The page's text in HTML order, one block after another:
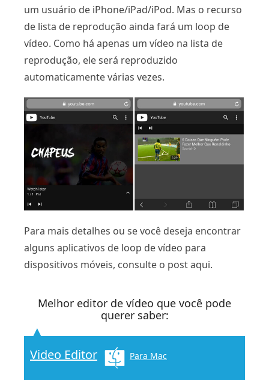
um usuário de iPhone/iPad/iPod. Mas o recurso
de lista de reprodução ainda fará um loop de
vídeo. Como há apenas um vídeo na lista de
reprodução, ele será reproduzido
automaticamente várias vezes.
Para mais detalhes ou se você deseja encontrar
alguns aplicativos de loop de vídeo para
dispositivos móveis, consulte o post aqui.
Melhor editor de vídeo que você pode
querer saber:
Video Editor Para Mac